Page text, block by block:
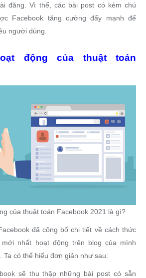
đăng. Vì thế, các bài post có kèm chú
Facebook tăng cường đẩy mạnh để
người dùng.
động của thuật toán
của thuật toán Facebook 2021 là gì?
đã công bố chi tiết về cách thức
mới nhất hoạt động trên blog của mình
Ta có thể hiểu đơn giản như sau:
sẽ thu thập những bài post có sẵn